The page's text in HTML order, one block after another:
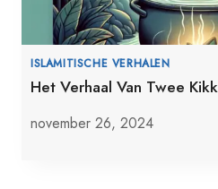
ISLAMITISCHE VERHALEN
Het Verhaal Van Twee
november 26, 2024